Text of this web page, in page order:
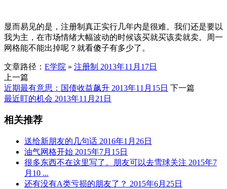
显而易见的是，注册制真正实行几年内是很难。我们还是要以
我为主，在市场情绪大幅波动的时候该买就买该卖就卖。周一
网格能不能出掉呢？就看傻子有多少了。
文章路径： E学院 » 注册制 2013年11月17日
上一篇
近期最有意思：国债收益飙升 2013年11月15日 下一篇
最近盯的机会 2013年11月21日
相关推荐
送给新朋友的几句话 2016年1月26日
油气网格开始 2015年7月15日
很多东西不在这里写了。朋友可以去雪球关注 2015年7
月10 ...
还有没有A类亏损的朋友了？ 2015年6月25日